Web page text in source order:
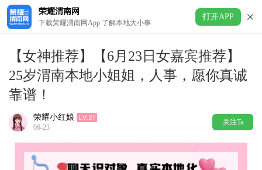
荣耀渭南网
下载荣耀渭南网App 了解本地大小事
打开APP
【女神推荐】【6月23日女嘉宾推荐】
25岁渭南本地小姐姐，人事，愿你真诚
靠谱！
荣耀小红娘
06-23
关注Ta